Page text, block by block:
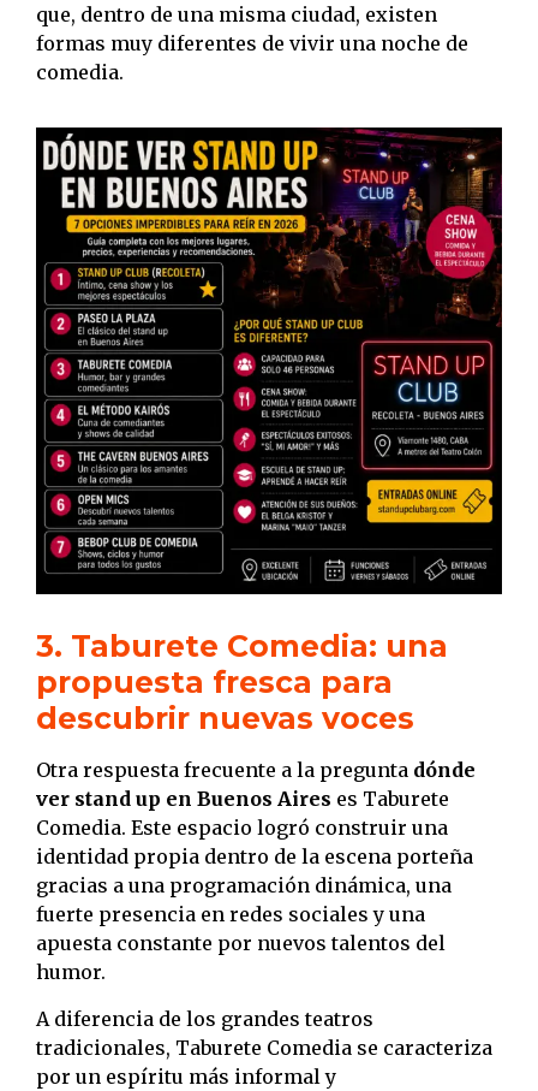
que, dentro de una misma ciudad, existen
formas muy diferentes de vivir una noche de
comedia.
3. Taburete Comedia: una
propuesta fresca para
descubrir nuevas voces
Otra respuesta frecuente a la pregunta dónde
ver stand up en Buenos Aires es Taburete
Comedia. Este espacio logró construir una
identidad propia dentro de la escena porteña
gracias a una programación dinámica, una
fuerte presencia en redes sociales y una
apuesta constante por nuevos talentos del
humor.
A diferencia de los grandes teatros
tradicionales, Taburete Comedia se caracteriza
por un espíritu más informal y